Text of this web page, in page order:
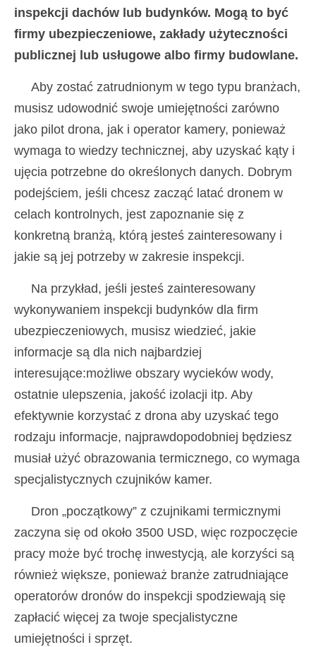
inspekcji dachów lub budynków. Mogą to być
firmy ubezpieczeniowe, zakłady użyteczności
publicznej lub usługowe albo firmy budowlane.
Aby zostać zatrudnionym w tego typu branżach,
musisz udowodnić swoje umiejętności zarówno
jako pilot drona, jak i operator kamery, ponieważ
wymaga to wiedzy technicznej, aby uzyskać kąty i
ujęcia potrzebne do określonych danych. Dobrym
podejściem, jeśli chcesz zacząć latać dronem w
celach kontrolnych, jest zapoznanie się z
konkretną branżą, którą jesteś zainteresowany i
jakie są jej potrzeby w zakresie inspekcji.
Na przykład, jeśli jesteś zainteresowany
wykonywaniem inspekcji budynków dla firm
ubezpieczeniowych, musisz wiedzieć, jakie
informacje są dla nich najbardziej
interesujące:możliwe obszary wycieków wody,
ostatnie ulepszenia, jakość izolacji itp. Aby
efektywnie korzystać z drona aby uzyskać tego
rodzaju informacje, najprawdopodobniej będziesz
musiał użyć obrazowania termicznego, co wymaga
specjalistycznych czujników kamer.
Dron „początkowy” z czujnikami termicznymi
zaczyna się od około 3500 USD, więc rozpoczęcie
pracy może być trochę inwestycją, ale korzyści są
również większe, ponieważ branże zatrudniające
operatorów dronów do inspekcji spodziewają się
zapłacić więcej za twoje specjalistyczne
umiejętności i sprzęt.